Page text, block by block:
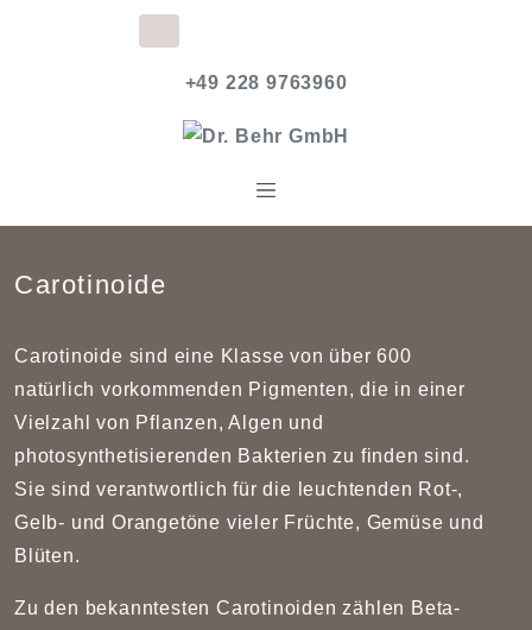
+49 228 9763960
Carotinoide
Carotinoide sind eine Klasse von über 600
natürlich vorkommenden Pigmenten, die in einer
Vielzahl von Pflanzen, Algen und
photosynthetisierenden Bakterien zu finden sind.
Sie sind verantwortlich für die leuchtenden Rot-,
Gelb- und Orangetöne vieler Früchte, Gemüse und
Blüten.
Zu den bekanntesten Carotinoiden zählen Beta-